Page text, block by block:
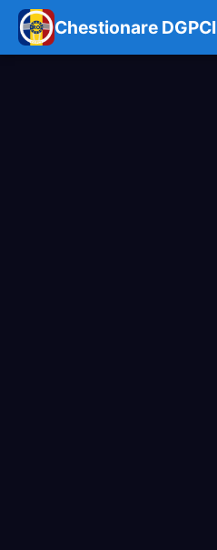
Chestionare DGPCI